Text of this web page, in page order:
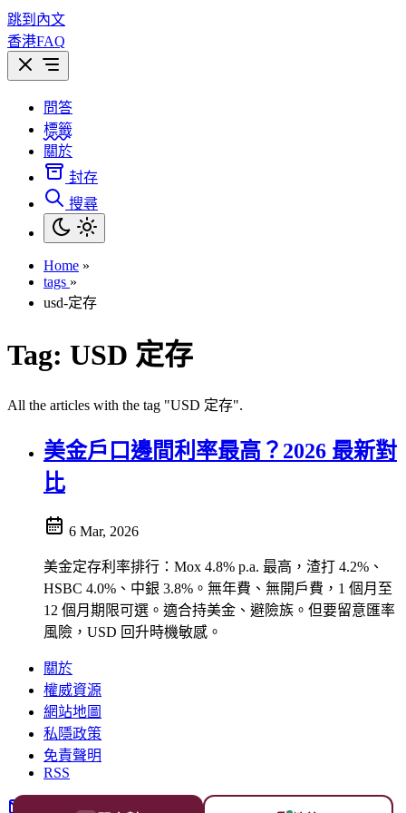
跳到內文
香港FAQ
問答
標籤
關於
封存
搜尋
Home »
tags »
usd-定存
Tag: USD 定存
All the articles with the tag "USD 定存".
美金戶口邊間利率最高？2026 最新對
比
6 Mar, 2026
美金定存利率排行：Mox 4.8% p.a. 最高，渣打 4.2%、
HSBC 4.0%、中銀 3.8%。無年費、無開戶費，1 個月至
12 個月期限可選。適合持美金、避險族。但要留意匯率
風險，USD 回升時機敏感。
關於
權威資源
網站地圖
私隱政策
免責聲明
RSS